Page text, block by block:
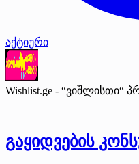
აქტიური
Wishlist.ge - “ვიშლისთი“
გაყიდვების